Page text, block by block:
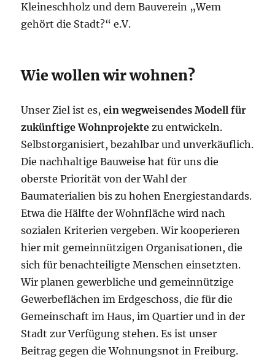
Kleineschholz und dem Bauverein „Wem
gehört die Stadt?“ e.V.
Wie wollen wir wohnen?
Unser Ziel ist es,ein wegweisendes Modell für
zukünftige Wohnprojekte zu entwickeln.
Selbstorganisiert, bezahlbar und unverkäuflich.
Die nachhaltige Bauweise hat für uns die
oberste Priorität von der Wahl der
Baumaterialien bis zu hohen Energiestandards.
Etwa die Hälfte der Wohnfläche wird nach
sozialen Kriterien vergeben. Wir kooperieren
hier mit gemeinnützigen Organisationen, die
sich für benachteiligte Menschen einsetzten.
Wir planen gewerbliche und gemeinnützige
Gewerbeflächen im Erdgeschoss, die für die
Gemeinschaft im Haus, im Quartier und in der
Stadt zur Verfügung stehen. Es ist unser
Beitrag gegen die Wohnungsnot in Freiburg.